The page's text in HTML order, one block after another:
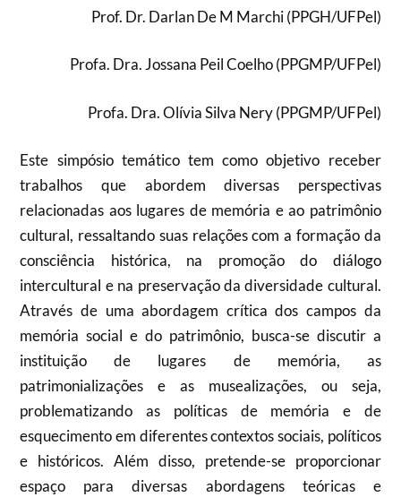
Prof. Dr. Darlan De M Marchi (PPGH/UFPel)
Profa. Dra. Jossana Peil Coelho (PPGMP/UFPel)
Profa. Dra. Olívia Silva Nery (PPGMP/UFPel)
Este simpósio temático tem como objetivo receber
trabalhos que abordem diversas perspectivas
relacionadas aos lugares de memória e ao patrimônio
cultural, ressaltando suas relações com a formação da
consciência histórica, na promoção do diálogo
intercultural e na preservação da diversidade cultural.
Através de uma abordagem crítica dos campos da
memória social e do patrimônio, busca-se discutir a
instituição de lugares de memória, as
patrimonializações e as musealizações, ou seja,
problematizando as políticas de memória e de
esquecimento em diferentes contextos sociais, políticos
e históricos. Além disso, pretende-se proporcionar
espaço para diversas abordagens teóricas e